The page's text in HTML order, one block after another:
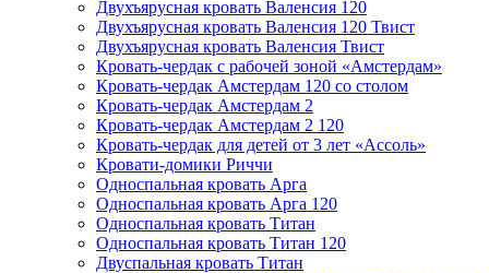
Двухъярусная кровать Валенсия 120
Двухъярусная кровать Валенсия 120 Твист
Двухъярусная кровать Валенсия Твист
Кровать-чердак с рабочей зоной «Амстердам»
Кровать-чердак Амстердам 120 со столом
Кровать-чердак Амстердам 2
Кровать-чердак Амстердам 2 120
Кровать-чердак для детей от 3 лет «Ассоль»
Кровати-домики Риччи
Односпальная кровать Арга
Односпальная кровать Арга 120
Односпальная кровать Титан
Односпальная кровать Титан 120
Двуспальная кровать Титан